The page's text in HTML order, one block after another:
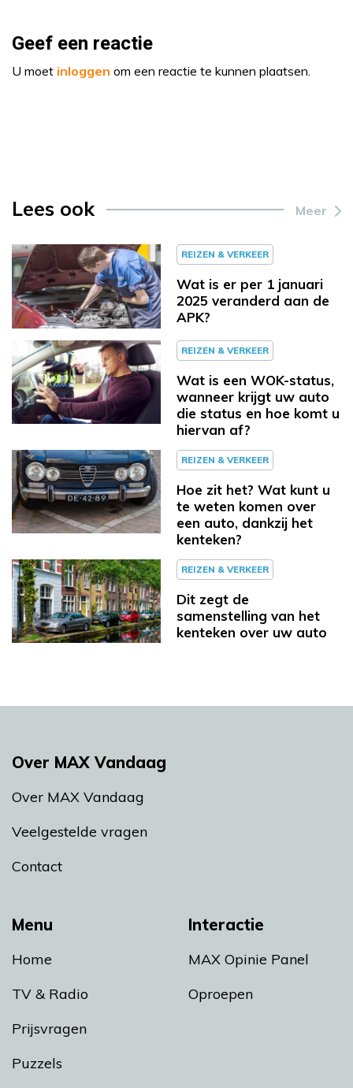
Geef een reactie
U moet inloggen om een reactie te kunnen plaatsen.
Lees ook Meer
REIZEN & VERKEER
Wat is er per 1 januari
2025 veranderd aan de
APK?
REIZEN & VERKEER
Wat is een WOK-status,
wanneer krijgt uw auto
die status en hoe komt u
hiervan af?
REIZEN & VERKEER
Hoe zit het? Wat kunt u
te weten komen over
een auto, dankzij het
kenteken?
REIZEN & VERKEER
Dit zegt de
samenstelling van het
kenteken over uw auto
Menu
Home
TV & Radio
Prijsvragen
Puzzels
Interactie
MAX Opinie Panel
Oproepen
Over MAX Vandaag
Over MAX Vandaag
Veelgestelde vragen
Contact